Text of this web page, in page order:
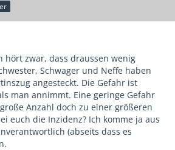
hört zwar, dass draussen wenig
Schwager und Neffe haben
angesteckt. Die Gefahr ist
man annimmt. Eine geringe Gefahr
Anzahl doch zu einer größeren
euch die Inzidenz? Ich komme ja aus
(abseits dass es